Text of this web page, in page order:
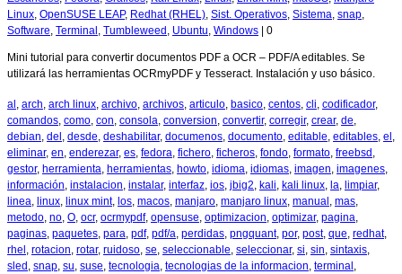
Linux, OpenSUSE LEAP, Redhat (RHEL), Sist. Operativos, Sistema, snap,
Software, Terminal , Tumbleweed , Ubuntu, Windows 0
Mini tutorial para convertir documentos PDF a OCR – PDF/A editables. Se
utilizará las herramientas OCRmyPDF y Tesseract. Instalación y uso básico.
al , arch, arch linux, archivo, archivos, articulo, basico, centos, cli, codificador,
comandos, como, con, consola, conversion, convertir, corregir, crear, de,
debian, del , desde, deshabilitar, documenos, documento, editable, editables, el ,
eliminar, en, enderezar, es, fedora, fichero, ficheros, fondo, formato, freebsd ,
gestor, herramienta, herramientas, howto, idioma, idiomas, imagen, imagenes,
información, instalacion, instalar, interfaz, ios, jbig2, kali, kali linux, la, limpiar,
linea, linux, linux mint, los, macos, manjaro, manjaro linux, manual , mas,
metodo, no, O, ocr, ocrmypdf, opensuse, optimizacion, optimizar, pagina,
paginas, paquetes, para, pdf, pdf/a, perdidas, pngquant, por, post, que, redhat,
rhel , rotacion, rotar, ruidoso, se, seleccionable, seleccionar, si, sin, sintaxis,
sled , snap, su, suse, tecnologia, tecnologias de la informacion, terminal ,